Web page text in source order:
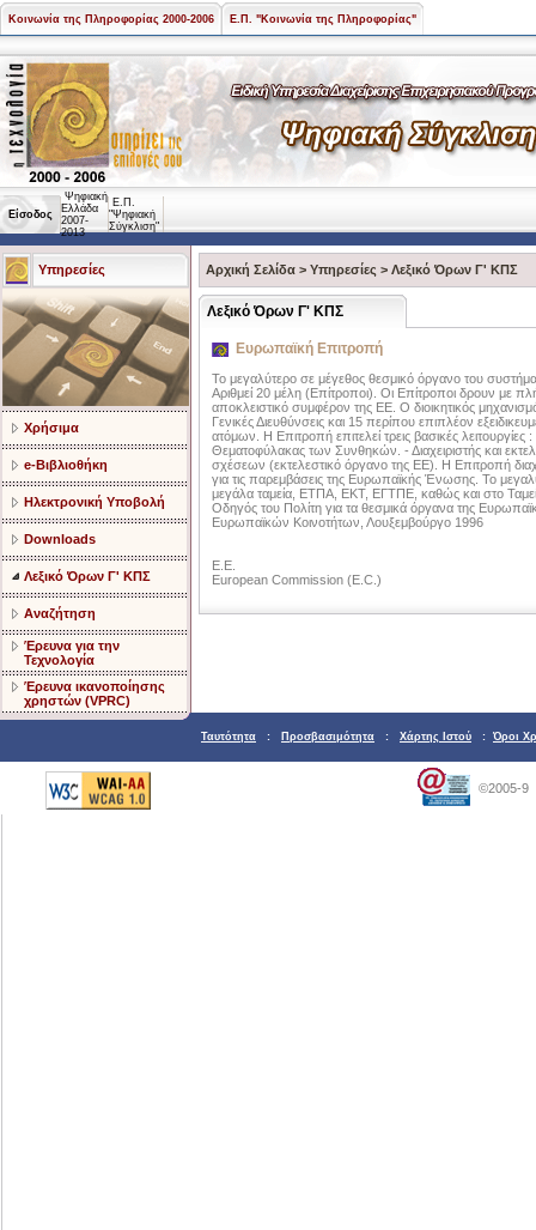
Κοινωνία της Πληροφορίας 2000-2006 Ε.Π. "Κοινωνία της Πληροφορίας"
Είσοδος
Ψηφιακή
Ελλάδα
2007-
2013
Ε.Π.
"Ψηφιακή
Σύγκλιση"
Υπηρεσίες
Χρήσιμα
e-Βιβλιοθήκη
Ηλεκτρονική Υποβολή
Downloads
Λεξικό Όρων Γ' ΚΠΣ
Αναζήτηση
Έρευνα για την
Τεχνολογία
Έρευνα ικανοποίησης
χρηστών (VPRC)
Αρχική Σελίδα > Υπηρεσίες > Λεξικό Όρων Γ' ΚΠΣ
Λεξικό Όρων Γ' ΚΠΣ
Ευρωπαϊκή Επιτροπή
Το μεγαλύτερο σε μέγεθος θεσμικό όργανο του
Αριθμεί 20 μέλη (Επίτροποι). Οι Επίτροποι δρουν με
αποκλειστικό συμφέρον της EE. Ο διοικητικός
Γενικές Διευθύνσεις και 15 περίπου επιπλέον
ατόμων. Η Επιτροπή επιτελεί τρεις βασικές
Θεματοφύλακας των Συνθηκών. - Διαχειριστής και
σχέσεων (εκτελεστικό όργανο της EE). Η Επιτροπή
για τις παρεμβάσεις της Ευρωπαϊκής Ένωσης. Το
μεγάλα ταμεία, ETΠA, EKT, EΓTΠE, καθώς και στο
Οδηγός του Πολίτη για τα θεσμικά όργανα της
Ευρωπαϊκών Κοινοτήτων, Λουξεμβούργο 1996
E.E.
European Commission (E.C.)
Ταυτότητα : Προσβασιμότητα : Χάρτης Ιστού : Όροι
©2005-9